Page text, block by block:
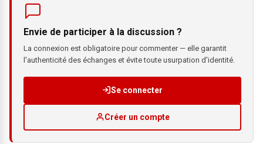
Envie de participer à la discussion ?
La connexion est obligatoire pour commenter — elle garantit
l'authenticité des échanges et évite toute usurpation d'identité.
Se connecter
Créer un compte